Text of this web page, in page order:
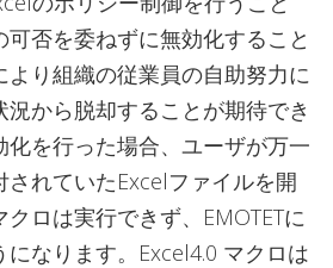
否を委ねずに無効化すること
より組織の従業員の自助努力に
から脱却することが期待でき
化を行った場合、ユーザが万一
れていたExcelファイルを開
ロは実行できず、EMOTETに
なります。Excel4.0 マクロは